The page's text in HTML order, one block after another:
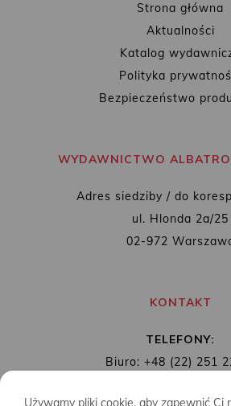
Strona główna
Aktualności
Katalog
Polityka
Bezpieczeństwo
WYDAWNICTWO
Adres siedziby / do
ul. Hlonda 2a/25
02-972
KONTAKT
TELEFONY:
Biuro: +48 (22) 251
Używamy pliki cookie, aby zapewnić Ci